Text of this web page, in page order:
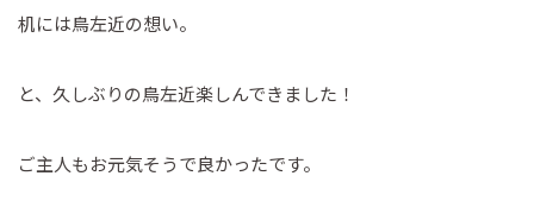
机には鳥左近の想い。
と、久しぶりの鳥左近楽しんできました！
ご主人もお元気そうで良かったです。